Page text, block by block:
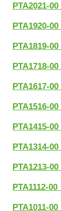
PTA2021-00_
PTA1920-00_
PTA1819-00_
PTA1718-00_
PTA1617-00_
PTA1516-00_
PTA1415-00_
PTA1314-00_
PTA1213-00_
PTA1112-00_
PTA1011-00_